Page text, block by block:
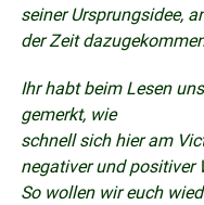
seiner Ursprungsidee,
der Zeit
Ihr habt beim Lesen
gemerkt, wie
schnell sich hier am
negativer und positiver
So wollen wir euch